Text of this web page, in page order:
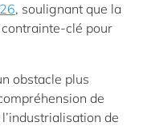
, soulignant que la
clé pour
obstacle plus
de
de